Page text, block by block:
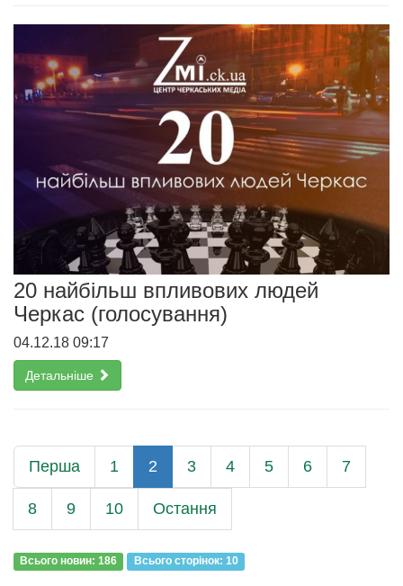
20 найбільш впливових людей
Черкас (голосування)
04.12.18 09:17
Детальніше
Перша 1 2 3 4 5 6 7
8 9 10 Остання
Всього новин: 186 Всього сторiнок: 10